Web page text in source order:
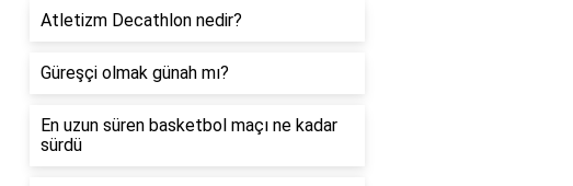
Atletizm Decathlon nedir?
Güreşçi olmak günah mı?
En uzun süren basketbol maçı ne kadar
sürdü